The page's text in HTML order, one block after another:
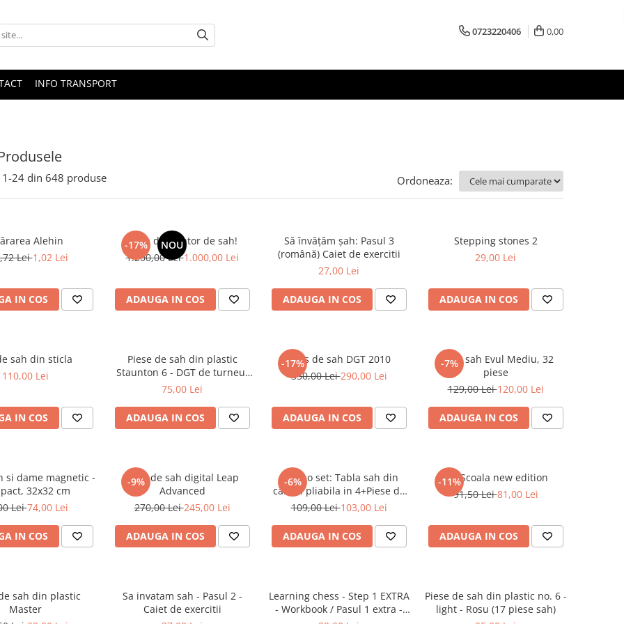
0723220406 0,00
INFO TRANSPORT
1-24 din 648 produse Ordoneaza:
Alehin
Lei1,02 Lei
IN COS
-17% NOU
Viata de jucator de sah!
1.200,00 Lei1.000,00 Lei
ADAUGA IN COS
Să învățăm șah: Pasul 3
(română) Caiet de exercitii
27,00 Lei
ADAUGA IN COS
Stepping stones 2
29,00 Lei
ADAUGA IN COS
sah din sticla
110,00 Lei
IN COS
Piese de sah din plastic
Staunton 6 - DGT de turneu,
in punga
75,00 Lei
ADAUGA IN COS
-17%
Ceas de sah DGT 2010
350,00 Lei290,00 Lei
ADAUGA IN COS
-7%
Piese sah Evul Mediu, 32
piese
129,00 Lei120,00 Lei
ADAUGA IN COS
si dame magnetic -
32x32 cm
Lei74,00 Lei
IN COS
-9%
Ceas de sah digital Leap
Advanced
270,00 Lei245,00 Lei
ADAUGA IN COS
-6%
Combo set: Tabla sah din
carton pliabila in 4+Piese de
sah din plastic no. 6 -
109,00 Lei103,00 Lei
ADAUGA IN COS
-11%
Set Scoala new edition
91,50 Lei81,00 Lei
ADAUGA IN COS
de sah din plastic
Master
Sa invatam sah - Pasul 2 -
Caiet de exercitii
Learning chess - Step 1 EXTRA
- Workbook / Pasul 1 extra -
Piese de sah din plastic no. 6 -
light - Rosu (17 piese sah)